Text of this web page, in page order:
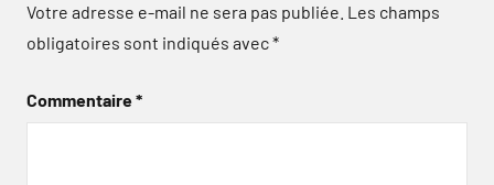
Votre adresse e-mail ne sera pas publiée. Les champs
obligatoires sont indiqués avec*
Commentaire*